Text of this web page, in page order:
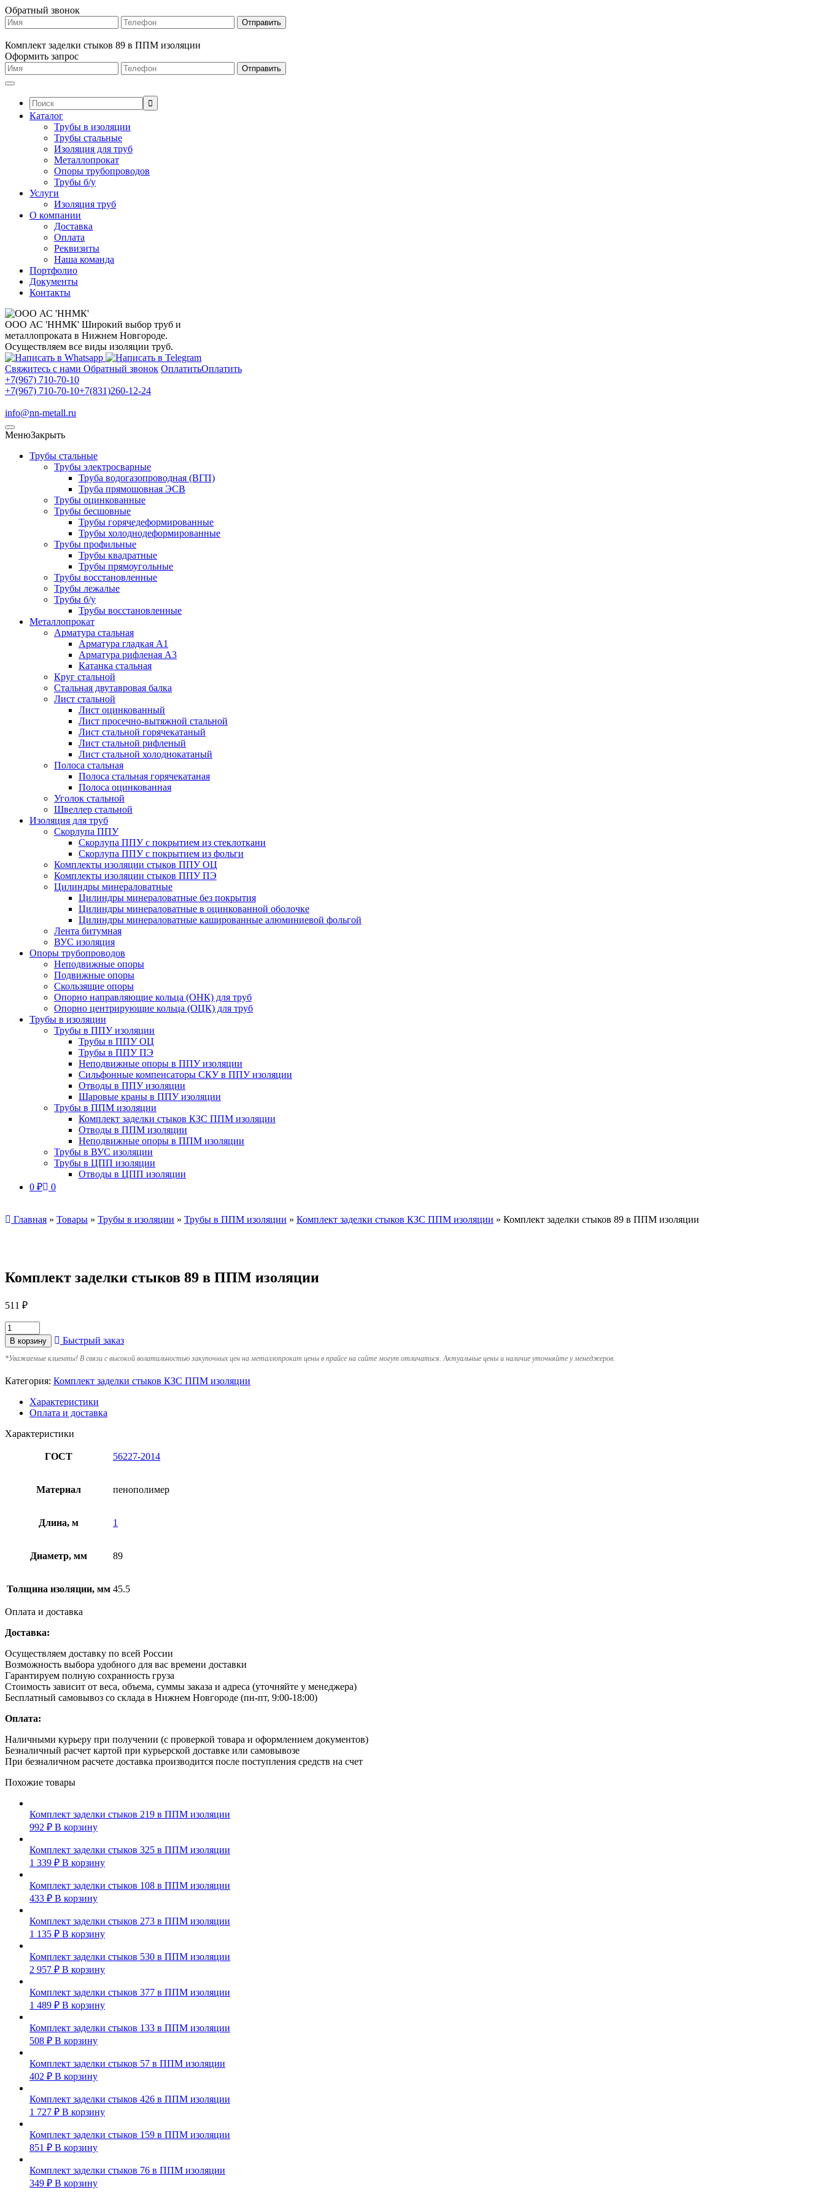
Обратный звонок
Комплект заделки стыков 89 в ППМ изоляции
Оформить запрос
Поиск:
Каталог
Трубы в изоляции
Трубы стальные
Изоляция для труб
Металлопрокат
Опоры трубопроводов
Трубы б/у
Услуги
Изоляция труб
О компании
Доставка
Оплата
Реквизиты
Наша команда
Портфолио
Документы
Контакты
ООО АС 'ННМК' Широкий выбор труб и
металлопроката в Нижнем Новгороде.
Осуществляем все виды изоляции труб.
Свяжитесь с нами Обратный звонок ОплатитьОплатить
+7(967) 710-70-10
+7(967) 710-70-10+7(831)260-12-24
info@nn-metall.ru
МенюЗакрыть
Трубы стальные
Трубы электросварные
Труба водогазопроводная (ВГП)
Труба прямошовная ЭСВ
Трубы оцинкованные
Трубы бесшовные
Трубы горячедеформированные
Трубы холоднодеформированные
Трубы профильные
Трубы квадратные
Трубы прямоугольные
Трубы восстановленные
Трубы лежалые
Трубы б/у
Трубы восстановленные
Металлопрокат
Арматура стальная
Арматура гладкая А1
Арматура рифленая А3
Катанка стальная
Круг стальной
Стальная двутавровая балка
Лист стальной
Лист оцинкованный
Лист просечно-вытяжной стальной
Лист стальной горячекатаный
Лист стальной рифленый
Лист стальной холоднокатаный
Полоса стальная
Полоса стальная горячекатаная
Полоса оцинкованная
Уголок стальной
Швеллер стальной
Изоляция для труб
Скорлупа ППУ
Скорлупа ППУ с покрытием из стеклоткани
Скорлупа ППУ с покрытием из фольги
Комплекты изоляции стыков ППУ ОЦ
Комплекты изоляции стыков ППУ ПЭ
Цилиндры минераловатные
Цилиндры минераловатные без покрытия
Цилиндры минераловатные в оцинкованной оболочке
Цилиндры минераловатные кашированные алюминиевой фольгой
Лента битумная
ВУС изоляция
Опоры трубопроводов
Неподвижные опоры
Подвижные опоры
Скользящие опоры
Опорно направляющие кольца (ОНК) для труб
Опорно центрирующие кольца (ОЦК) для труб
Трубы в изоляции
Трубы в ППУ изоляции
Трубы в ППУ ОЦ
Трубы в ППУ ПЭ
Неподвижные опоры в ППУ изоляции
Сильфонные компенсаторы СКУ в ППУ изоляции
Отводы в ППУ изоляции
Шаровые краны в ППУ изоляции
Трубы в ППМ изоляции
Комплект заделки стыков КЗС ППМ изоляции
Отводы в ППМ изоляции
Неподвижные опоры в ППМ изоляции
Трубы в ВУС изоляции
Трубы в ЦПП изоляции
Отводы в ЦПП изоляции
0 ₽ 0
Главная » Товары » Трубы в изоляции » Трубы в ППМ изоляции » Комплект заделки стыков КЗС ППМ изоляции » Комплект заделки стыков 89 в ППМ изоляции
Комплект заделки стыков 89 в ППМ изоляции
511 ₽
В корзину Быстрый заказ
*Уважаемые клиенты! В связи с высокой волатильностью закупочных цен на металлопрокат цены в прайсе на сайте могут отличаться. Актуальные цены и наличие уточняйте у менеджеров.
Категория: Комплект заделки стыков КЗС ППМ изоляции
Характеристики
Оплата и доставка
Характеристики
ГОСТ 56227-2014
Материал пенополимер
Длина, м 1
Диаметр, мм 89
Толщина изоляции, мм 45.5
Оплата и доставка
Доставка:
Осуществляем доставку по всей России
Возможность выбора удобного для вас времени доставки
Гарантируем полную сохранность груза
Стоимость зависит от веса, объема, суммы заказа и адреса (уточняйте у менеджера)
Бесплатный самовывоз со склада в Нижнем Новгороде (пн-пт, 9:00-18:00)
Оплата:
Наличными курьеру при получении (с проверкой товара и оформлением документов)
Безналичный расчет картой при курьерской доставке или самовывозе
При безналичном расчете доставка производится после поступления средств на счет
Похожие товары
Комплект заделки стыков 219 в ППМ изоляции
992 ₽ В корзину
Комплект заделки стыков 325 в ППМ изоляции
1 339 ₽ В корзину
Комплект заделки стыков 108 в ППМ изоляции
433 ₽ В корзину
Комплект заделки стыков 273 в ППМ изоляции
1 135 ₽ В корзину
Комплект заделки стыков 530 в ППМ изоляции
2 957 ₽ В корзину
Комплект заделки стыков 377 в ППМ изоляции
1 489 ₽ В корзину
Комплект заделки стыков 133 в ППМ изоляции
508 ₽ В корзину
Комплект заделки стыков 57 в ППМ изоляции
402 ₽ В корзину
Комплект заделки стыков 426 в ППМ изоляции
1 727 ₽ В корзину
Комплект заделки стыков 159 в ППМ изоляции
851 ₽ В корзину
Комплект заделки стыков 76 в ППМ изоляции
349 ₽ В корзину